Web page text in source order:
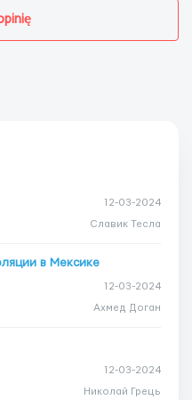
12-03-2024
Славик Тесла
в Мексике
12-03-2024
Ахмед Доган
12-03-2024
Николай Грець